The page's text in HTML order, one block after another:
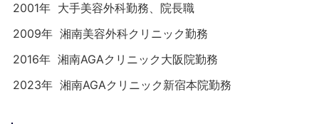
2001年 大手美容外科勤務、院長職
2009年 湘南美容外科クリニック勤務
2016年 湘南AGAクリニック大阪院勤務
2023年 湘南AGAクリニック新宿本院勤務